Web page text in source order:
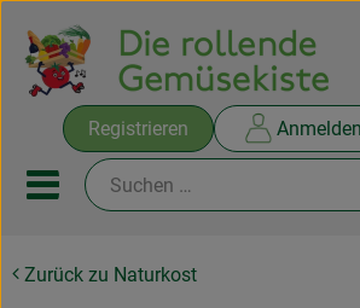
Registrieren Anmelden
Mobiles Menu
Ökokisten
Zurück zu Naturkost